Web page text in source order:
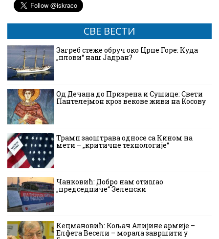
СВЕ ВЕСТИ
Загреб стеже обруч око Црне Горе: Куда
„плови“ наш Јадран?
Од Дечана до Призрена и Сушице: Свети
Пантелејмон кроз векове живи на Косову
Трамп заоштрава односе са Кином на
мети – „критичне технологије“
Чанковић: Добро нам отишао
„председниче“ Зеленски
Кецмановић: Кољач Алијине армије –
Елфета Весели – морала завршити у